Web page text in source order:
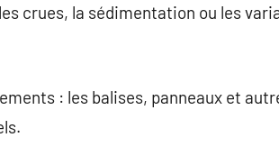
crues, la sédimentation ou les
: les balises, panneaux et